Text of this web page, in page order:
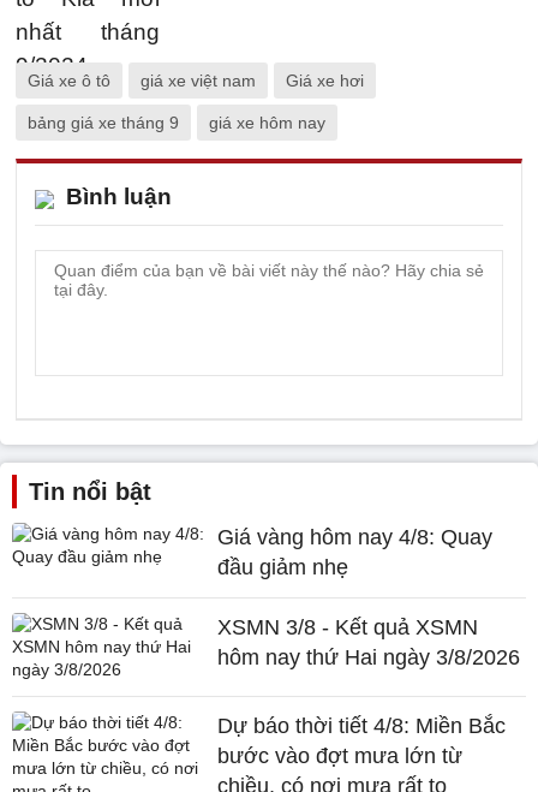
Giá xe ô tô giá xe việt nam Giá xe hơi
bảng giá xe tháng 9 giá xe hôm nay
Bình luận
Tin nổi bật
Giá vàng hôm nay 4/8: Quay
đầu giảm nhẹ
XSMN 3/8 - Kết quả XSMN
hôm nay thứ Hai ngày 3/8/2026
Dự báo thời tiết 4/8: Miền Bắc
bước vào đợt mưa lớn từ
chiều, có nơi mưa rất to